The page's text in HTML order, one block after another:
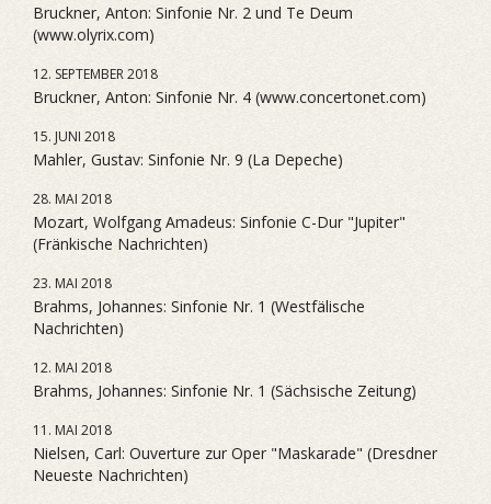
Bruckner, Anton: Sinfonie Nr. 2 und Te Deum
(www.olyrix.com)
12. SEPTEMBER 2018
Bruckner, Anton: Sinfonie Nr. 4 (www.concertonet.com)
15. JUNI 2018
Mahler, Gustav: Sinfonie Nr. 9 (La Depeche)
28. MAI 2018
Mozart, Wolfgang Amadeus: Sinfonie C-Dur "Jupiter"
(Fränkische Nachrichten)
23. MAI 2018
Brahms, Johannes: Sinfonie Nr. 1 (Westfälische
Nachrichten)
12. MAI 2018
Brahms, Johannes: Sinfonie Nr. 1 (Sächsische Zeitung)
11. MAI 2018
Nielsen, Carl: Ouverture zur Oper "Maskarade" (Dresdner
Neueste Nachrichten)